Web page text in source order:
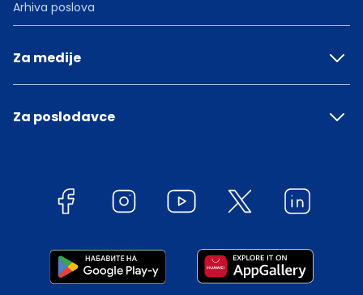
Arhiva poslova
Za medije
Za poslodavce